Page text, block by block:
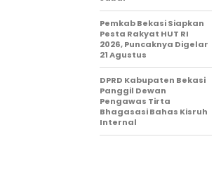
Pemkab Bekasi Siapkan
Pesta Rakyat HUT RI
2026, Puncaknya Digelar
21 Agustus
DPRD Kabupaten Bekasi
Panggil Dewan
Pengawas Tirta
Bhagasasi Bahas Kisruh
Internal